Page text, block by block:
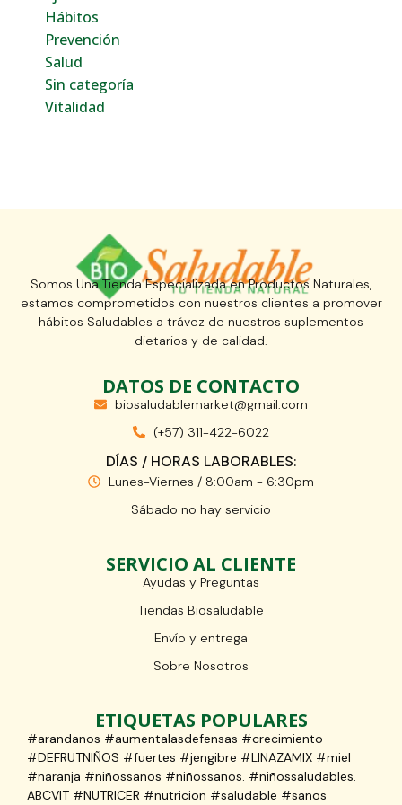
Hábitos
Prevención
Salud
Sin categoría
Vitalidad
Somos Una Tienda Especializada en Productos Naturales,
estamos comprometidos con nuestros clientes a promover
hábitos Saludables a trávez de nuestros suplementos
dietarios y de calidad.
DATOS DE CONTACTO
biosaludablemarket@gmail.com
(+57) 311-422-6022
DÍAS / HORAS LABORABLES:
Lunes-Viernes / 8:00am - 6:30pm
Sábado no hay servicio
SERVICIO AL CLIENTE
Ayudas y Preguntas
Tiendas Biosaludable
Envío y entrega
Sobre Nosotros
ETIQUETAS POPULARES
#arandanos #aumentalasdefensas #crecimiento
#DEFRUTNIÑOS #fuertes #jengibre #LINAZAMIX #miel
#naranja #niñossanos #niñossanos. #niñossaludables.
ABCVIT #NUTRICER #nutricion #saludable #sanos